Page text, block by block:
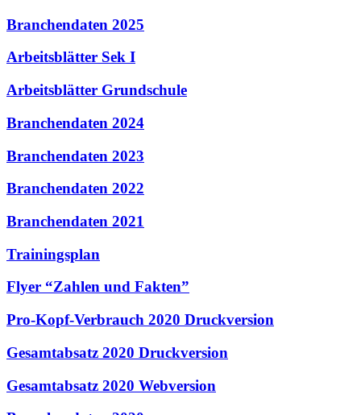
Branchendaten 2025
Arbeitsblätter Sek I
Arbeitsblätter Grundschule
Branchendaten 2024
Branchendaten 2023
Branchendaten 2022
Branchendaten 2021
Trainingsplan
Flyer “Zahlen und Fakten”
Pro-Kopf-Verbrauch 2020 Druckversion
Gesamtabsatz 2020 Druckversion
Gesamtabsatz 2020 Webversion